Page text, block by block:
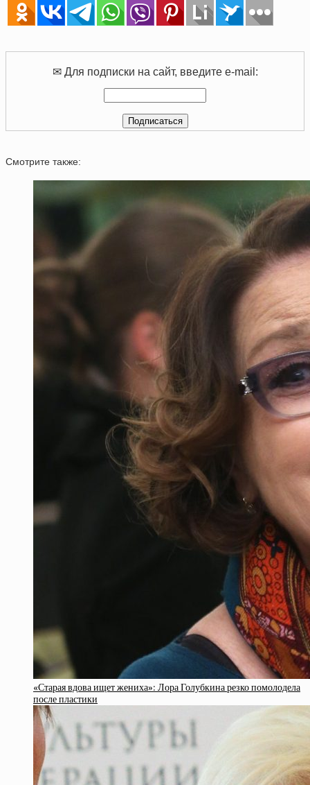
✉ Для подписки на сайт, введите e-mail:
Смотрите также:
«Старая вдова ищет жениха»: Лора Голубкина резко помолодела
после пластики